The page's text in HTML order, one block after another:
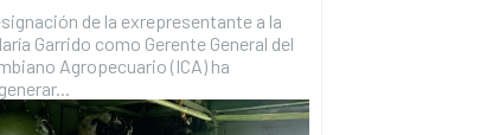
de la exrepresentante a la
Garrido como Gerente General del
Agropecuario (ICA) ha